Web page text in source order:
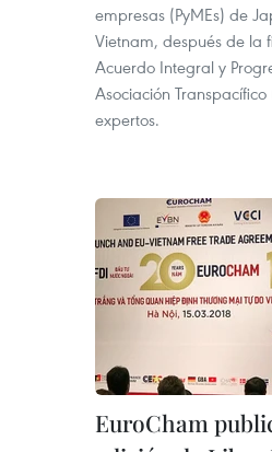
empresas (PyMEs) de
Vietnam, después de la
Acuerdo Integral y
Asociación Transpacífico
expertos.
EuroCham